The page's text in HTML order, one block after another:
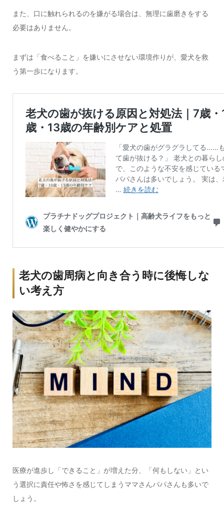
また、口に触れられるのを嫌がる場合は、無理に歯磨きをする
必要はありません。
まずは「食べること」を嫌いにさせない環境作りが、愛犬を救
う第一歩になります。
老犬の歯周病と向き合う時に後悔しな
い考え方
医療が進歩し「できること」が増えた分、「何もしない」とい
う選択に責任や怖さを感じてしまうママさんパパさんも多いで
しょう。